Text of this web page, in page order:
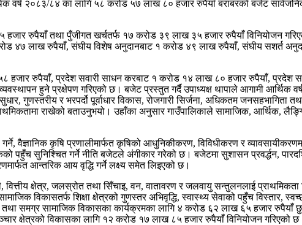
वर्ष २०८३/८४ का लागि ५८ करोड ५७ लाख ८० हजार रुपैयाँ बराबरको बजेट
रुपैयाँ तथा पुँजीगत खर्चतर्फ १७ करोड ३९ लाख ३५ हजार रुपैयाँ विनियोजन
४७ लाख रुपैयाँ, संघीय विशेष अनुदानबाट १ करोड ४९ लाख रुपैयाँ, संघीय सशर्त
हजार रुपैयाँ, प्रदेश सवारी साधन करबाट १ करोड १४ लाख ८० हजार रुपैयाँ,
हुने प्रक्षेपण गरिएको छ। बजेट प्रस्तुत गर्दै उपाध्यक्ष थापाले आगामी आर्थिक
गुणस्तरीय र भरपर्दो पूर्वाधार विकास, रोजगारी सिर्जना, अधिकतम जनसहभागिता
राखेको बताउनुभयो। उहाँका अनुसार गाउँपालिकाले सामाजिक, आर्थिक,
गर्ने, वैज्ञानिक कृषि प्रणालीमार्फत कृषिको आधुनिकीकरण, विविधीकरण र
पहुँच सुनिश्चित गर्ने नीति बजेटले अंगीकार गरेको छ। बजेटमा सुशासन प्रवर्द्धन,
आन्तरिक आय वृद्धि गर्ने लक्ष्य समेत लिइएको छ।
वित्तीय क्षेत्र, जलस्रोत तथा सिँचाइ, वन, वातावरण र जलवायु सन्तुलनलाई
विकासतर्फ शिक्षा क्षेत्रको गुणस्तर अभिवृद्धि, स्वास्थ्य सेवाको पहुँच विस्तार,
समग्र सामाजिक विकासका कार्यक्रमका लागि ४ करोड ६२ लाख ६५ हजार
क्षेत्रको विकासका लागि १२ करोड १७ लाख ८५ हजार रुपैयाँ विनियोजन गरिएको